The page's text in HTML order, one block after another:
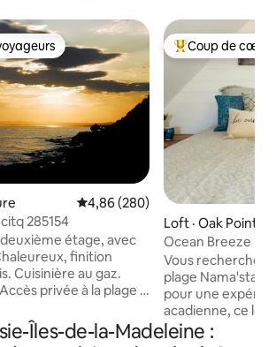
Note moyenne de 4,86 sur 5,
4,86 (280)
285154
étage, avec
finition
Cuisinière au gaz.
privée à la plage à
rayé. Situé à 3 km
de la Poissonnerie
Coup de cœur
Coup de cœur
Loft · Oak Point
Ocean Breeze
Point, N.-B.
Vous recherchez
plage Nama'stay ? Parfaitement
pour une
acadienne, ce
dans le paradis
Îles-de-la-Madeleine :